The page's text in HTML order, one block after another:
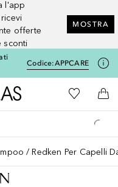
l'app
offerte
sconti
MOSTRA
Codice:APPCARE
A Douglas HomeAlla Mia
Al
Redken Per Capelli